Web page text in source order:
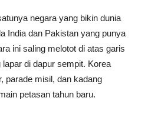
negara yang bikin dunia
India dan Pakistan yang punya
ini saling melotot di atas garis
di dapur sempit. Korea
parade misil, dan kadang
petasan tahun baru.